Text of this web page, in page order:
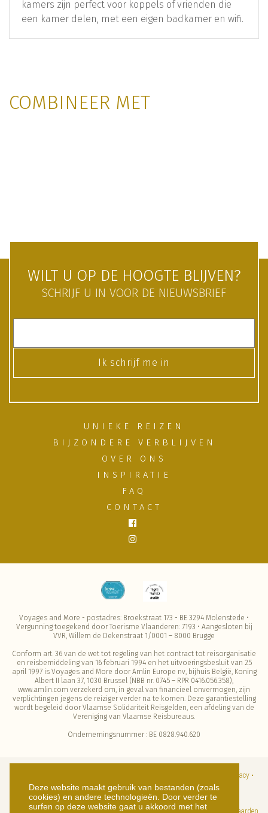
Deze website maakt gebruik van bestanden (zoals
cookies) en andere technologieën. Door verder te
surfen op deze website gaat u akkoord met het
kamers zijn perfect voor koppels of vrienden die
een kamer delen, met een eigen badkamer en wifi.
COMBINEER MET
WILT U OP DE HOOGTE BLIJVEN?
SCHRIJF U IN VOOR DE NIEUWSBRIEF
Ik schrijf me in
UNIEKE REIZEN
BIJZONDERE VERBLIJVEN
OVER ONS
INSPIRATIE
FAQ
CONTACT
Voyages and More - postadres: Broekstraat 173 - BE 3294 Molenstede •
Vergunning toegekend door Toerisme Vlaanderen: 7193 • Aangesloten bij
VVR, Willem de Dekenstraat 1/0001 – 8000 Brugge
Conform art. 36 van de wet tot regeling van het contract tot reisorganisatie
en reisbemiddeling van 16 februari 1994 en het uitvoeringsbesluit van 25
april 1997 is Voyages and More door Amlin Europe nv, bijhuis België, Koning
Albert II laan 37, 1030 Brussel (NBB nr. 0745 – RPR 0416.056.358),
www.amlin.com verzekerd om, in geval van financieel onvermogen, zijn
verplichtingen jegens de reiziger verder na te komen. Deze garantiestelling
wordt begeleid door Vlaamse Solidariteit Reisgelden, een afdeling van de
Vereniging van Vlaamse Reisbureaus.
Ondernemingsnummer : BE 0828.940.620
Privacy •
Disclaimer
Algemene reisvoorwaarden verkoop van reisdiensten • Algemene reisvoorwaarden